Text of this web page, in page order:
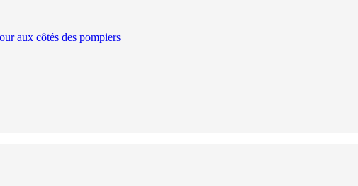
aux côtés des pompiers